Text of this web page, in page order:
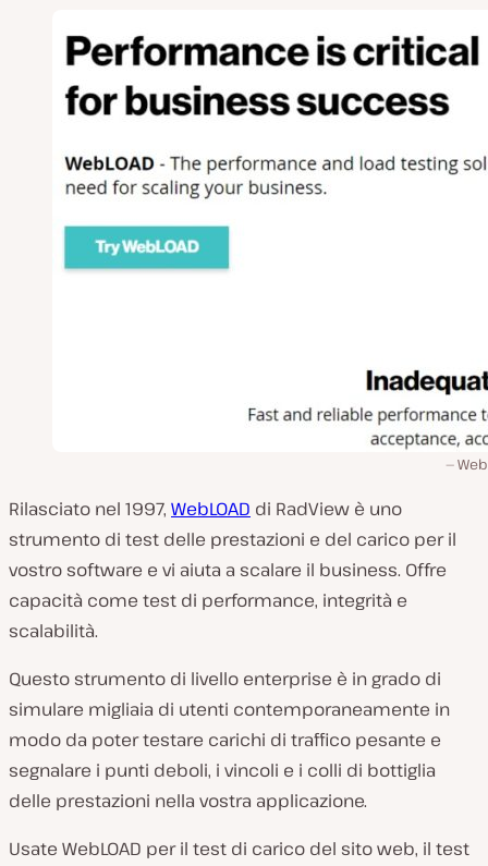
Rilasciato nel 1997, WebLOAD di RadView è uno
strumento di test delle prestazioni e del carico per il
vostro software e vi aiuta a scalare il business. Offre
capacità come test di performance, integrità e
scalabilità.
Questo strumento di livello enterprise è in grado di
simulare migliaia di utenti contemporaneamente in
modo da poter testare carichi di traffico pesante e
segnalare i punti deboli, i vincoli e i colli di bottiglia
delle prestazioni nella vostra applicazione.
Usate WebLOAD per il test di carico del sito web, il test